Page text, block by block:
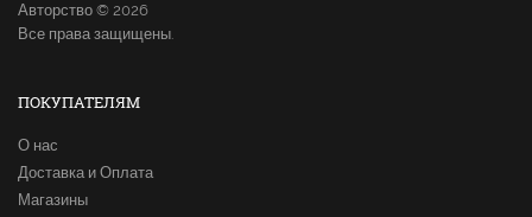
Авторство © 2026
Все права защищены.
ПОКУПАТЕЛЯМ
О нас
Доставка и Оплата
Магазины